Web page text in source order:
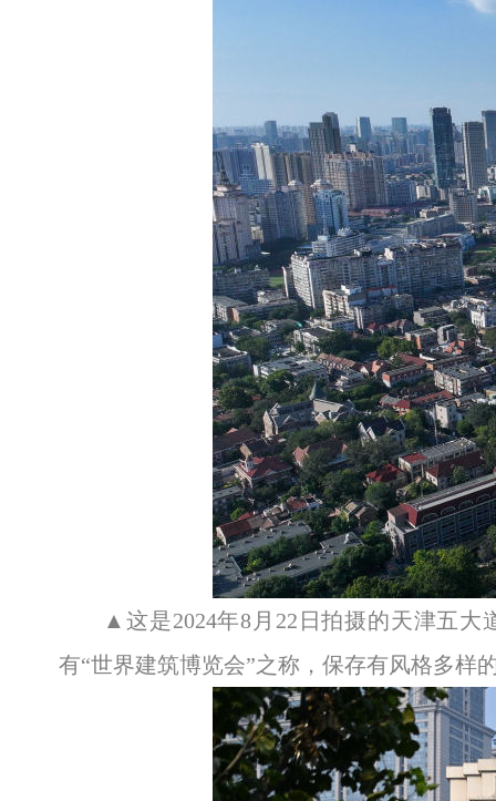
▲这是2024年8月22日拍摄的天津五
有“世界建筑博览会”之称，保存有风格多样